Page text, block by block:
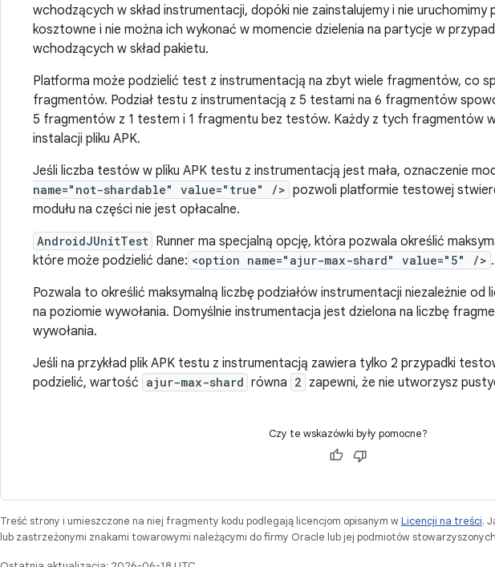
wchodzących w skład instrumentacji, dopóki nie zainstalujemy i nie uruchomimy
kosztowne i nie można ich wykonać w momencie dzielenia na partycje w
wchodzących w skład pakietu.
Platforma może podzielić test z instrumentacją na zbyt wiele fragmentów, co
fragmentów. Podział testu z instrumentacją z 5 testami na 6 fragmentów
5 fragmentów z 1 testem i 1 fragmentu bez testów. Każdy z tych fragmentów
instalacji pliku APK.
Jeśli liczba testów w pliku APK testu z instrumentacją jest mała, oznaczenie
name="not-shardable" value="true" /> pozwoli platformie testowej
modułu na części nie jest opłacalne.
AndroidJUnitTest Runner ma specjalną opcję, która pozwala określić
które może podzielić dane: <option name="ajur-max-shard" value="5" /> .
Pozwala to określić maksymalną liczbę podziałów instrumentacji niezależnie
na poziomie wywołania. Domyślnie instrumentacja jest dzielona na liczbę
wywołania.
Jeśli na przykład plik APK testu z instrumentacją zawiera tylko 2 przypadki
podzielić, wartość ajur-max-shard równa 2 zapewni, że nie utworzysz
Czy te wskazówki były pomocne?
Treść strony i umieszczone na niej fragmenty kodu podlegają licencjom opisanym wLicencji na treści.
lub zastrzeżonymi znakami towarowymi należącymi do firmy Oracle lub jej podmiotów